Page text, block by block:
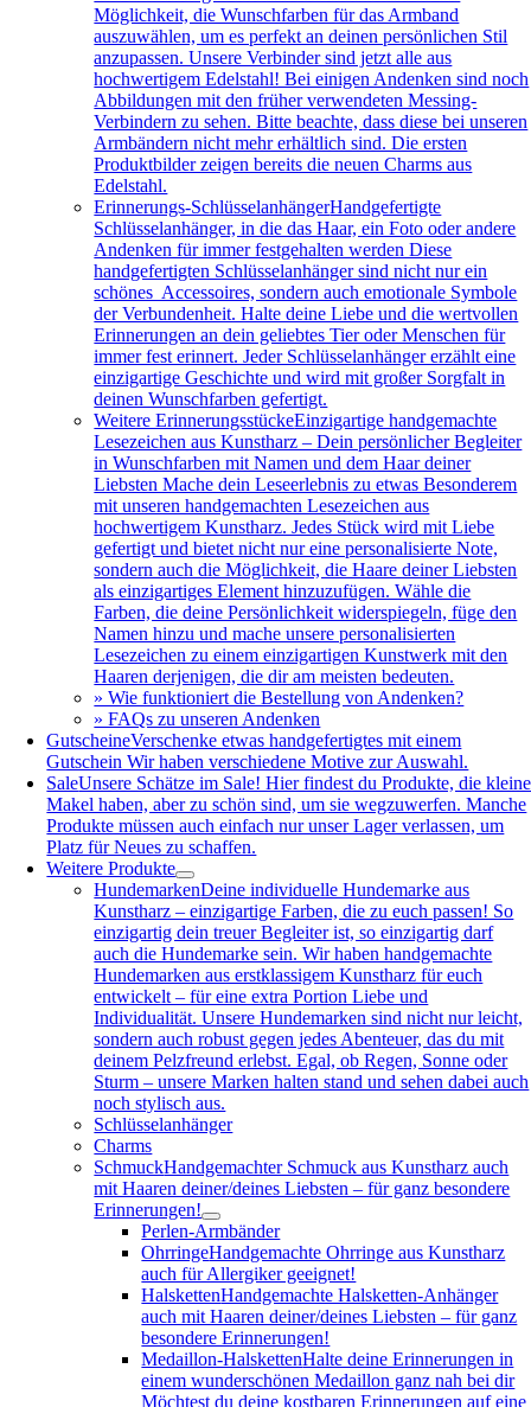
Möglichkeit, die Wunschfarben für das Armband
auszuwählen, um es perfekt an deinen persönlichen Stil
anzupassen. Unsere Verbinder sind jetzt alle aus
hochwertigem Edelstahl! Bei einigen Andenken sind noch
Abbildungen mit den früher verwendeten Messing-
Verbindern zu sehen. Bitte beachte, dass diese bei unseren
Armbändern nicht mehr erhältlich sind. Die ersten
Produktbilder zeigen bereits die neuen Charms aus
Edelstahl.
Erinnerungs-SchlüsselanhängerHandgefertigte
Schlüsselanhänger, in die das Haar, ein Foto oder andere
Andenken für immer festgehalten werden Diese
handgefertigten Schlüsselanhänger sind nicht nur ein
schönes Accessoires, sondern auch emotionale Symbole
der Verbundenheit. Halte deine Liebe und die wertvollen
Erinnerungen an dein geliebtes Tier oder Menschen für
immer fest erinnert. Jeder Schlüsselanhänger erzählt eine
einzigartige Geschichte und wird mit großer Sorgfalt in
deinen Wunschfarben gefertigt.
Weitere ErinnerungsstückeEinzigartige handgemachte
Lesezeichen aus Kunstharz – Dein persönlicher Begleiter
in Wunschfarben mit Namen und dem Haar deiner
Liebsten Mache dein Leseerlebnis zu etwas Besonderem
mit unseren handgemachten Lesezeichen aus
hochwertigem Kunstharz. Jedes Stück wird mit Liebe
gefertigt und bietet nicht nur eine personalisierte Note,
sondern auch die Möglichkeit, die Haare deiner Liebsten
als einzigartiges Element hinzuzufügen. Wähle die
Farben, die deine Persönlichkeit widerspiegeln, füge den
Namen hinzu und mache unsere personalisierten
Lesezeichen zu einem einzigartigen Kunstwerk mit den
Haaren derjenigen, die dir am meisten bedeuten.
» Wie funktioniert die Bestellung von Andenken?
» FAQs zu unseren Andenken
GutscheineVerschenke etwas handgefertigtes mit einem
Gutschein Wir haben verschiedene Motive zur Auswahl.
SaleUnsere Schätze im Sale! Hier findest du Produkte, die kleine
Makel haben, aber zu schön sind, um sie wegzuwerfen. Manche
Produkte müssen auch einfach nur unser Lager verlassen, um
Platz für Neues zu schaffen.
Weitere Produkte
HundemarkenDeine individuelle Hundemarke aus
Kunstharz – einzigartige Farben, die zu euch passen! So
einzigartig dein treuer Begleiter ist, so einzigartig darf
auch die Hundemarke sein. Wir haben handgemachte
Hundemarken aus erstklassigem Kunstharz für euch
entwickelt – für eine extra Portion Liebe und
Individualität. Unsere Hundemarken sind nicht nur leicht,
sondern auch robust gegen jedes Abenteuer, das du mit
deinem Pelzfreund erlebst. Egal, ob Regen, Sonne oder
Sturm – unsere Marken halten stand und sehen dabei auch
noch stylisch aus.
Schlüsselanhänger
Charms
SchmuckHandgemachter Schmuck aus Kunstharz auch
mit Haaren deiner/deines Liebsten – für ganz besondere
Erinnerungen!
Perlen-Armbänder
OhrringeHandgemachte Ohrringe aus Kunstharz
auch für Allergiker geeignet!
HalskettenHandgemachte Halsketten-Anhänger
auch mit Haaren deiner/deines Liebsten – für ganz
besondere Erinnerungen!
Medaillon-HalskettenHalte deine Erinnerungen in
einem wunderschönen Medaillon ganz nah bei dir
Möchtest du deine kostbaren Erinnerungen auf eine